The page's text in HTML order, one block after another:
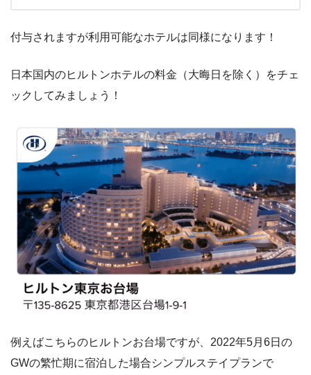
付与されますが利用可能なホテルは同様になります！
日本国内のヒルトンホテルの料金（大晦日を除く）をチェ
ックしてみましょう！
例えばこちらのヒルトンお台場ですが、2022年5月6日の
GWの繁忙期に宿泊した場合シンプルステイプランで